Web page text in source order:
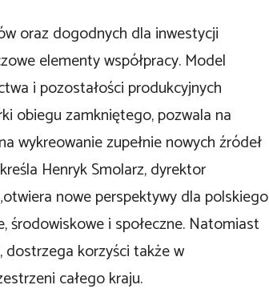
oraz dogodnych dla inwestycji
elementy współpracy. Model
i pozostałości produkcyjnych
obiegu zamkniętego, pozwala na
wykreowanie zupełnie nowych źródeł
Henryk Smolarz, dyrektor
nowe perspektywy dla polskiego
środowiskowe i społeczne. Natomiast
korzyści także w
całego kraju.